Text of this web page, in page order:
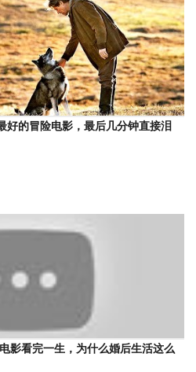
好的冒险电影，最后几分钟直接泪
影看完一生，为什么婚后生活这么